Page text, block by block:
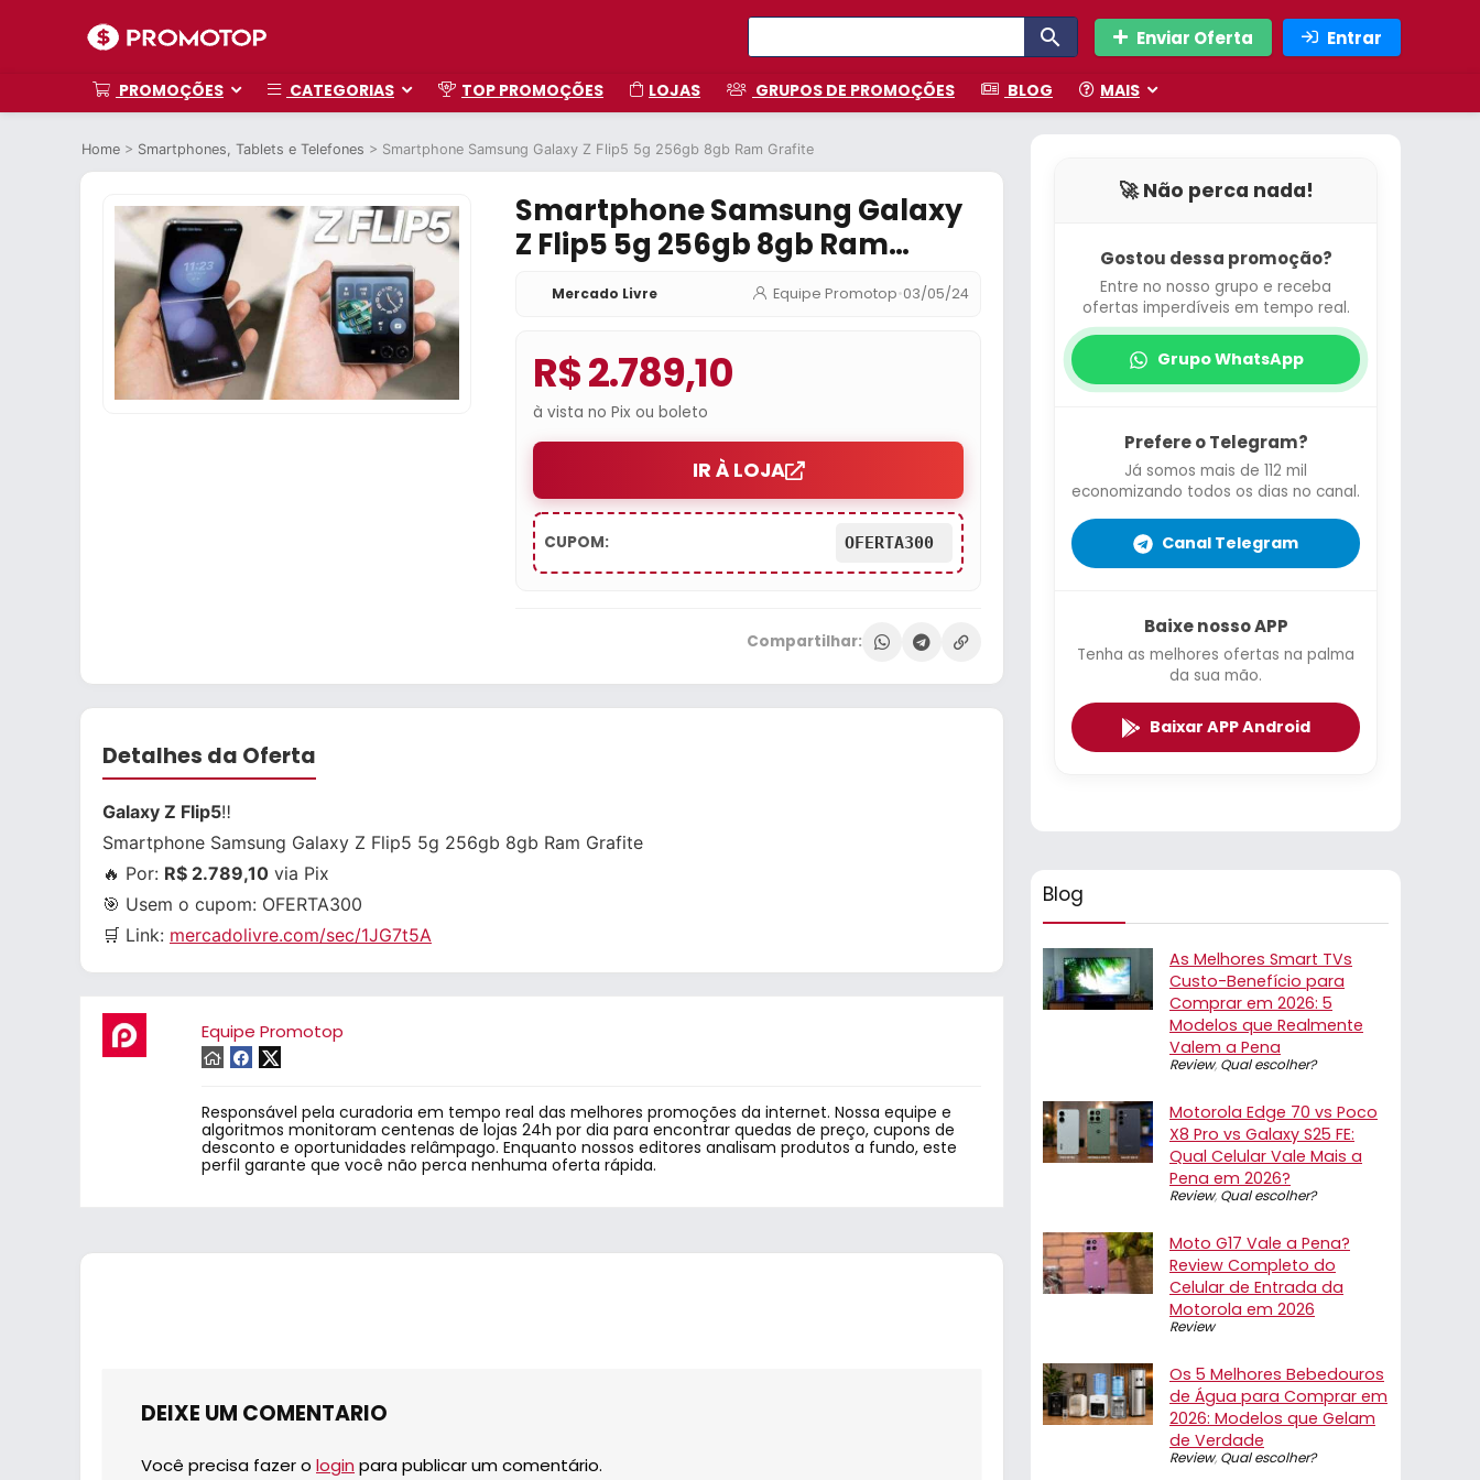
Enviar Oferta Entrar
PROMOÇÕES CATEGORIAS TOP PROMOÇÕES LOJAS GRUPOS DE PROMOÇÕES BLOG MAIS
Home > Smartphones, Tablets e Telefones > Smartphone Samsung Galaxy Z Flip5 5g 256gb 8gb Ram Grafite
Smartphone Samsung Galaxy
Z Flip5 5g 256gb 8gb Ram
Grafite
Mercado Livre Equipe Promotop•03/05/24
R$ 2.789,10
à vista no Pix ou boleto
IR À LOJA
CUPOM: OFERTA300
Compartilhar:
Detalhes da Oferta
Galaxy Z Flip5‼
Smartphone Samsung Galaxy Z Flip5 5g 256gb 8gb Ram Grafite
🔥 Por: R$ 2.789,10 via Pix
🎯 Usem o cupom: OFERTA300
🛒 Link: mercadolivre.com/sec/1JG7t5A
Equipe Promotop
Responsável pela curadoria em tempo real das melhores promoções da internet. Nossa equipe e
algoritmos monitoram centenas de lojas 24h por dia para encontrar quedas de preço, cupons de
desconto e oportunidades relâmpago. Enquanto nossos editores analisam produtos a fundo, este
perfil garante que você não perca nenhuma oferta rápida.
DEIXE UM COMENTARIO
Você precisa fazer o login para publicar um comentário.
🚀 Não perca nada!
Gostou dessa promoção?
Entre no nosso grupo e receba
ofertas imperdíveis em tempo real.
Grupo WhatsApp
Prefere o Telegram?
Já somos mais de 112 mil
economizando todos os dias no canal.
Canal Telegram
Baixe nosso APP
Tenha as melhores ofertas na palma
da sua mão.
Baixar APP Android
Blog
As Melhores Smart TVs
Custo-Benefício para
Comprar em 2026: 5
Modelos que Realmente
Valem a Pena
Review, Qual escolher?
Motorola Edge 70 vs Poco
X8 Pro vs Galaxy S25 FE:
Qual Celular Vale Mais a
Pena em 2026?
Review, Qual escolher?
Moto G17 Vale a Pena?
Review Completo do
Celular de Entrada da
Motorola em 2026
Review
Os 5 Melhores Bebedouros
de Água para Comprar em
2026: Modelos que Gelam
de Verdade
Review, Qual escolher?